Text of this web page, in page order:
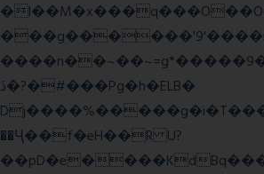
ڏ�?�#���Pg�h�ELB�
��Ҷ��f�eH��R U?
��pD�e����Kd